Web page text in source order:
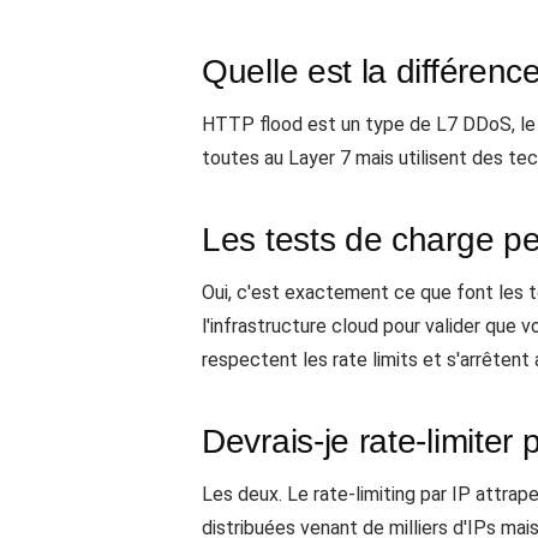
Quelle est la
HTTP flood est un type de L7 DDoS,
toutes au Layer 7 mais utilisent des
Les tests de charge
Oui, c'est exactement ce que font les
l'infrastructure cloud pour valider que
respectent les rate limits et s'arrêtent
Devrais-je rate-limiter
Les deux. Le rate-limiting par IP
distribuées venant de milliers d'IPs